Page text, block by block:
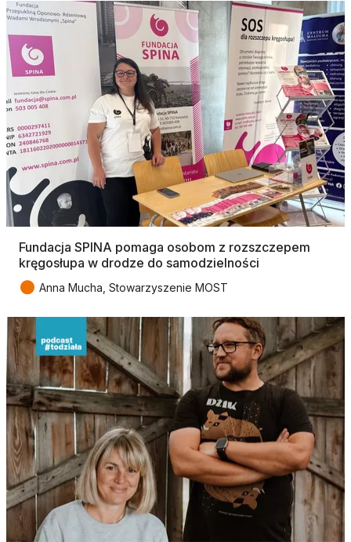
Fundacja SPINA pomaga osobom z rozszczepem
kręgosłupa w drodze do samodzielności
● Anna Mucha, Stowarzyszenie MOST